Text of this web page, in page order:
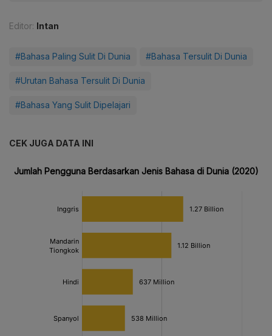
Editor: Intan
#Bahasa Paling Sulit Di Dunia #Bahasa Tersulit Di Dunia
#Urutan Bahasa Tersulit Di Dunia
#Bahasa Yang Sulit Dipelajari
CEK JUGA DATA INI